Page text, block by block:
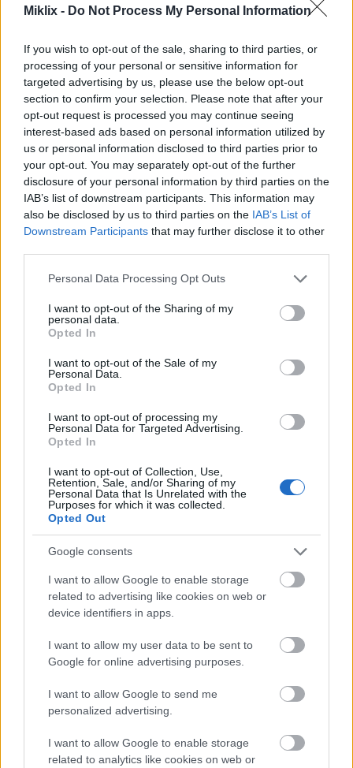
Miklix - Do Not Process My Personal Information
If you wish to opt-out of the sale, sharing to third parties, or
processing of your personal or sensitive information for
targeted advertising by us, please use the below opt-out
section to confirm your selection. Please note that after your
opt-out request is processed you may continue seeing
interest-based ads based on personal information utilized by
us or personal information disclosed to third parties prior to
your opt-out. You may separately opt-out of the further
disclosure of your personal information by third parties on the
IAB’s list of downstream participants. This information may
also be disclosed by us to third parties on the IAB’s List of
Downstream Participants that may further disclose it to other
Please note that this website/app uses one or more Google
not limited to your visit or usage behaviour. You may click to
grant or deny consent to Google and its third-party tags to
use your data for below specified purposes in below Google
consent section.
Personal Data Processing Opt Outs
I want to opt-out of the Sharing of my
personal data.
Opted In
I want to opt-out of the Sale of my
Personal Data.
Opted In
I want to opt-out of processing my
Personal Data for Targeted Advertising.
Opted In
I want to opt-out of Collection, Use,
Retention, Sale, and/or Sharing of my
Personal Data that Is Unrelated with the
Purposes for which it was collected.
Opted Out
Google consents
I want to allow Google to enable storage
related to advertising like cookies on web or
device identifiers in apps.
I want to allow my user data to be sent to
Google for online advertising purposes.
I want to allow Google to send me
personalized advertising.
I want to allow Google to enable storage
related to analytics like cookies on web or
Ilustrasi gaya anime perisai Pisau Hitam yang
Tercemar menghadap Pahlawan Salah Lahir dan
Kesatria Crucible dengan pedang dan perisai di
halaman Istana Redmane yang terbakar.
Klik atau ketik imej untuk maklumat lanjut dan
resolusi yang lebih tinggi.
Imej ala anime bagi Tarnished dilihat dari belakang di
sebelah kiri, menghadap Pahlawan Salah Lahir dan
Kesatria Crucible dengan pedang dan perisai di
halaman runtuhan Istana Redmane.
resolusi yang lebih tinggi.